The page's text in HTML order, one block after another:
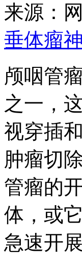
来源：
垂体瘤
颅咽管
之一，
视穿插
肿瘤切
管瘤的
体，或
急速开